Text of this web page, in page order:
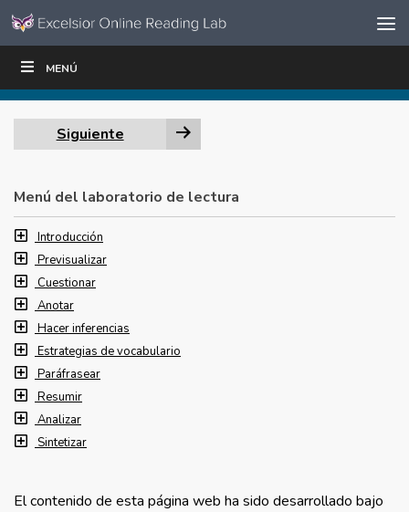
Ir al contenido
navegación
MENÚ
ESCRIBIR
Siguiente
Menú del laboratorio de lectura
Introducción
Previsualizar
Cuestionar
Anotar
Hacer inferencias
Estrategias de vocabulario
Paráfrasear
Resumir
Analizar
Sintetizar
El contenido de esta página web ha sido desarrollado bajo